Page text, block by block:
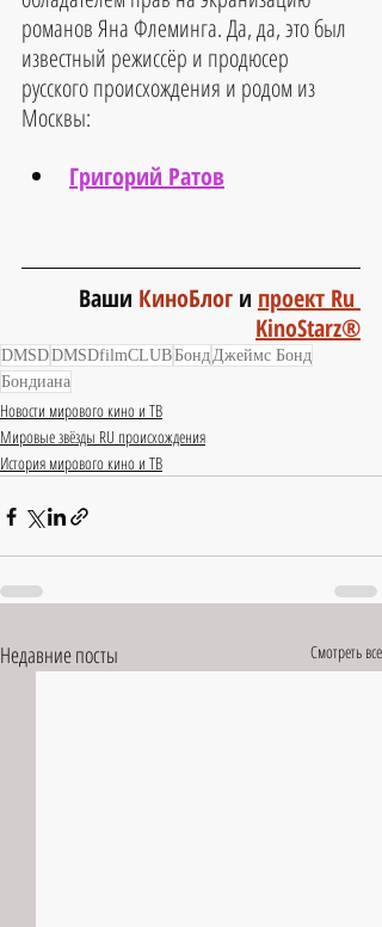
романов Яна Флеминга. Да, да, это был
известный режиссёр и продюсер
русского происхождения и родом из
Москвы:
Григорий Ратов
Ваши КиноБлог и проект Ru
KinoStarz®
DMSDDMSDfilmCLUBБондДжеймс Бонд
Бондиана
Новости мирового кино и ТВ
Мировые звёзды RU происхождения
История мирового кино и ТВ
Недавние посты Смотреть все